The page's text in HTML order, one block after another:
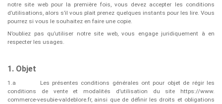
notre site web pour la première fois, vous devez accepter les conditions
d’utilisations, alors s’il vous plait prenez quelques instants pour les lire. Vous
pourrez si vous le souhaitez en faire une copie.
N’oubliez pas qu’utiliser notre site web, vous engage juridiquement à en
respecter les usages.
1. Objet
1.a
Les présentes conditions générales ont pour objet de régir les
conditions de vente et modalités d’utilisation du site ​https://www.
commerce-vesubie-valdeblore.fr, ainsi que de définir les droits et obligations